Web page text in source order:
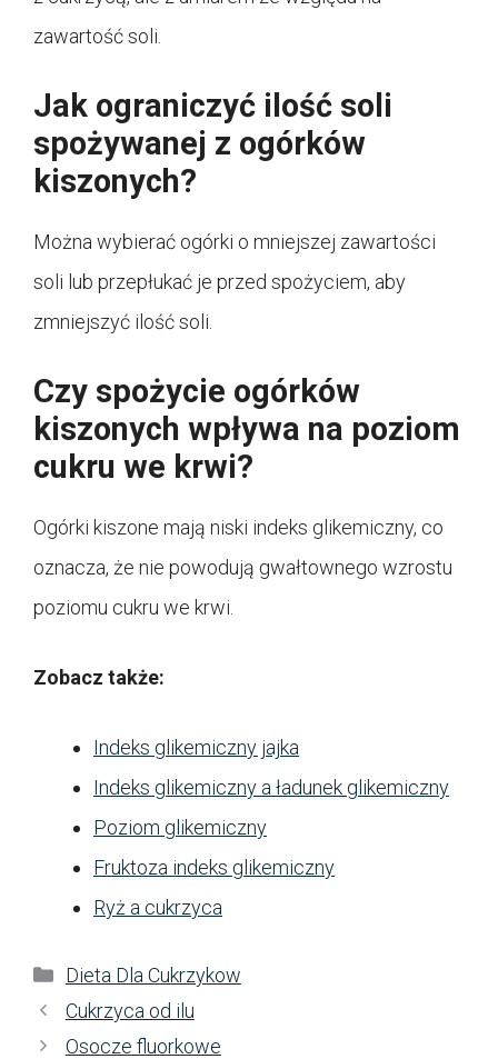
zawartość soli.
Jak ograniczyć ilość soli
spożywanej z ogórków
kiszonych?
Można wybierać ogórki o mniejszej zawartości
soli lub przepłukać je przed spożyciem, aby
zmniejszyć ilość soli.
Czy spożycie ogórków
kiszonych wpływa na poziom
cukru we krwi?
Ogórki kiszone mają niski indeks glikemiczny, co
oznacza, że nie powodują gwałtownego wzrostu
poziomu cukru we krwi.
Zobacz także:
Indeks glikemiczny jajka
Indeks glikemiczny a ładunek glikemiczny
Poziom glikemiczny
Fruktoza indeks glikemiczny
Ryż a cukrzyca
Kategorie
Dieta Dla Cukrzykow
Cukrzyca od ilu
Osocze fluorkowe